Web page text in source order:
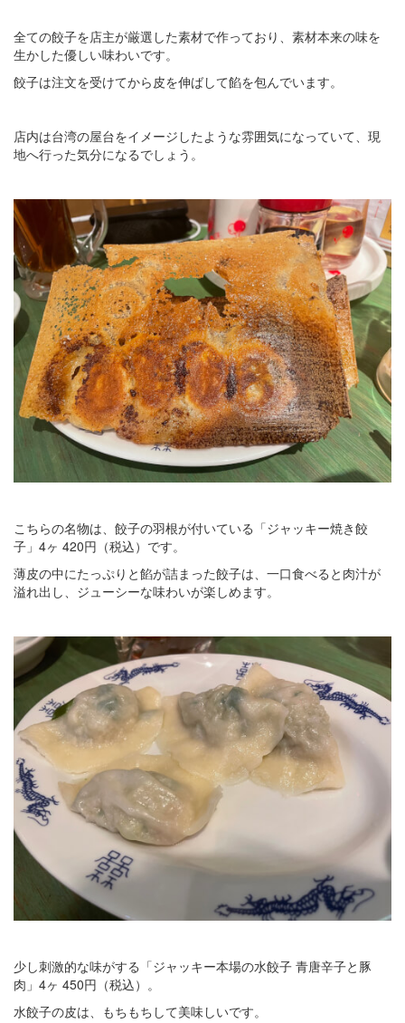
全ての餃子を店主が厳選した素材で作っており、素材本来の味を
生かした優しい味わいです。
餃子は注文を受けてから皮を伸ばして餡を包んでいます。
店内は台湾の屋台をイメージしたような雰囲気になっていて、現
地へ行った気分になるでしょう。
こちらの名物は、餃子の羽根が付いている「ジャッキー焼き餃
子」4ヶ 420円（税込）です。
薄皮の中にたっぷりと餡が詰まった餃子は、一口食べると肉汁が
溢れ出し、ジューシーな味わいが楽しめます。
少し刺激的な味がする「ジャッキー本場の水餃子 青唐辛子と豚
肉」4ヶ 450円（税込）。
水餃子の皮は、もちもちして美味しいです。